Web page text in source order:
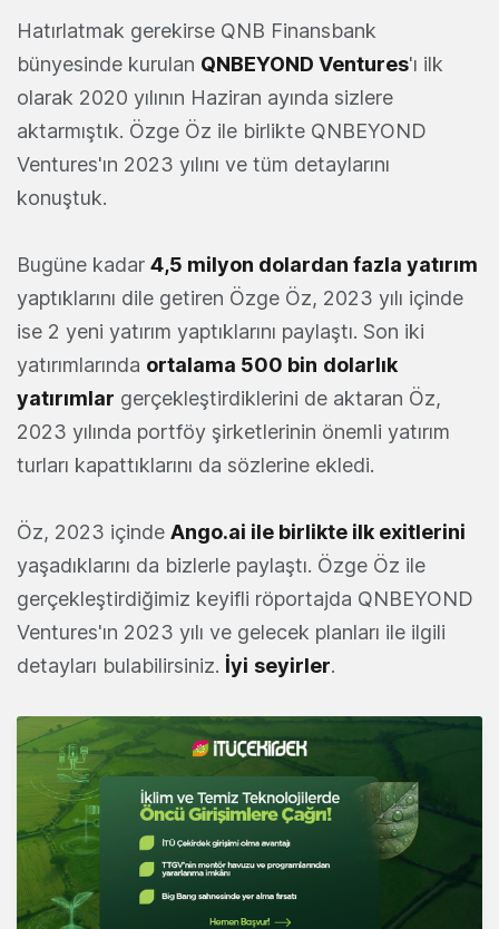
Hatırlatmak gerekirse QNB Finansbank
bünyesinde kurulan QNBEYOND Ventures'ı ilk
olarak 2020 yılının Haziran ayında sizlere
aktarmıştık. Özge Öz ile birlikte QNBEYOND
Ventures'ın 2023 yılını ve tüm detaylarını
konuştuk.
Bugüne kadar 4,5 milyon dolardan fazla yatırım
yaptıklarını dile getiren Özge Öz, 2023 yılı içinde
ise 2 yeni yatırım yaptıklarını paylaştı. Son iki
yatırımlarında ortalama 500 bin dolarlık
yatırımlar gerçekleştirdiklerini de aktaran Öz,
2023 yılında portföy şirketlerinin önemli yatırım
turları kapattıklarını da sözlerine ekledi.
Öz, 2023 içinde Ango.ai ile birlikte ilk exitlerini
yaşadıklarını da bizlerle paylaştı. Özge Öz ile
gerçekleştirdiğimiz keyifli röportajda QNBEYOND
Ventures'ın 2023 yılı ve gelecek planları ile ilgili
detayları bulabilirsiniz. İyi seyirler.